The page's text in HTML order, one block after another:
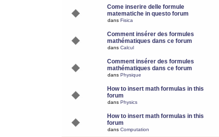
Come inserire delle formule
matematiche in questo forum
dans Fisica
Comment insérer des formules
mathématiques dans ce forum
dans Calcul
Comment insérer des formules
mathématiques dans ce forum
dans Physique
How to insert math formulas in this
forum
dans Physics
How to insert math formulas in this
forum
dans Computation